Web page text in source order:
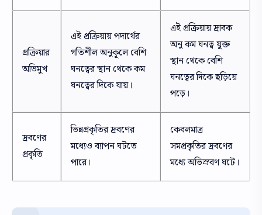
প্রক্রিয়ার
অভিমুখ
এই প্রক্রিয়ায় পদার্থের
গতিশীল অনুকূলে বেশি
ঘনত্বের স্থান থেকে কম
ঘনত্বের দিকে যায়।
এই প্রক্রিয়ায় দ্রাবক
অনু কম ঘনত্ব যুক্ত
স্থান থেকে বেশি
ঘনত্বের দিকে ছড়িয়ে
পড়ে।
দ্রবণের
প্রকৃতি
ভিন্নপ্রকৃতির দ্রবণের
মধ্যেও ব্যাপন ঘটতে
পারে।
কেবলমাত্র
সমপ্রকৃতির দ্রবণের
মধ্যে অভিস্রবণ ঘটে।